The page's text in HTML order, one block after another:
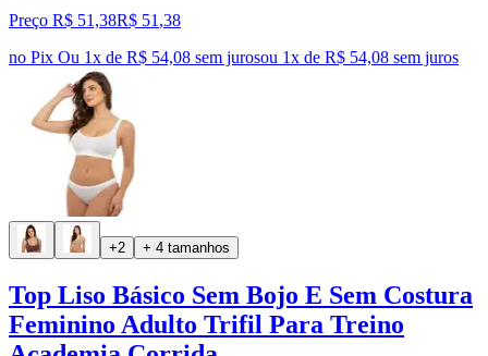
Preço R$ 51,38R$ 51 ,38
no Pix Ou 1x de R$ 54,08 sem jurosou 1x de R$ 54,08 sem juros
+2 + 4 tamanhos
Top Liso Básico Sem Bojo E Sem Costura
Feminino Adulto Trifil Para Treino